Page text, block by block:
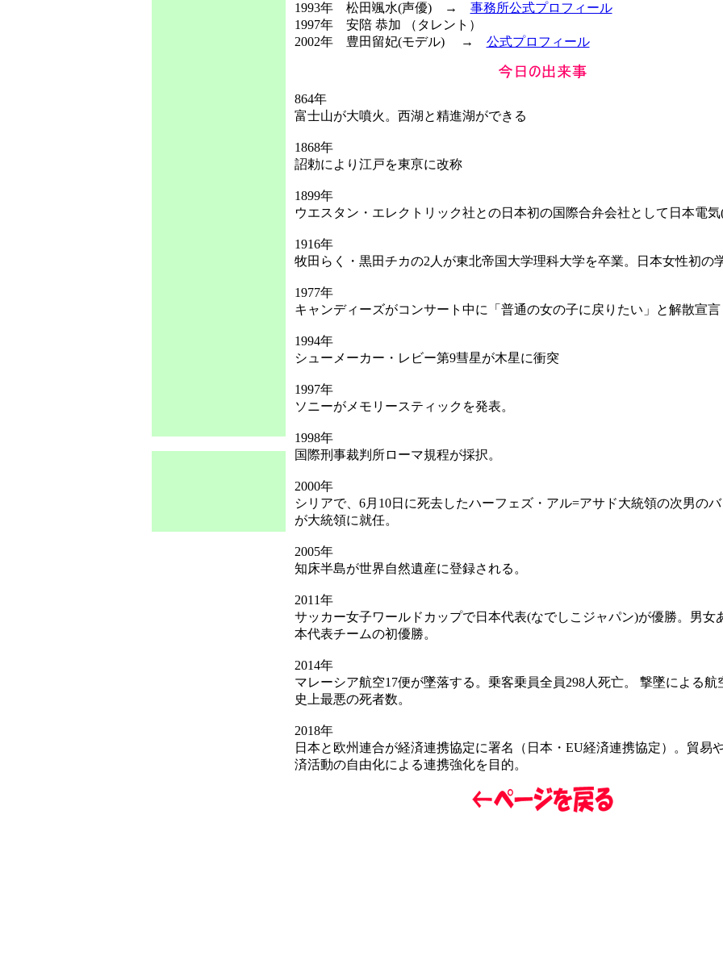
1993年 松田颯水(声優) → 事務所公式プロフィール
1997年 安陪 恭加 （タレント）
2002年 豊田留妃(モデル) → 公式プロフィール
864年
富士山が大噴火。西湖と精進湖ができる
1868年
詔勅により江戸を東亰に改称
1899年
ウエスタン・エレクトリック社との日本初の国際合弁会社として日本電気
1916年
牧田らく・黒田チカの2人が東北帝国大学理科大学を卒業。日本女性初の
1977年
キャンディーズがコンサート中に「普通の女の子に戻りたい」と解散宣言
1994年
シューメーカー・レビー第9彗星が木星に衝突
1997年
ソニーがメモリースティックを発表。
1998年
国際刑事裁判所ローマ規程が採択。
2000年
シリアで、6月10日に死去したハーフェズ・アル=アサド大統領の次男の
が大統領に就任。
2005年
知床半島が世界自然遺産に登録される。
2011年
サッカー女子ワールドカップで日本代表(なでしこジャパン)が優勝。男女
本代表チームの初優勝。
2014年
マレーシア航空17便が墜落する。乗客乗員全員298人死亡。 撃墜による航
史上最悪の死者数。
2018年
日本と欧州連合が経済連携協定に署名（日本・EU経済連携協定）。貿易
済活動の自由化による連携強化を目的。